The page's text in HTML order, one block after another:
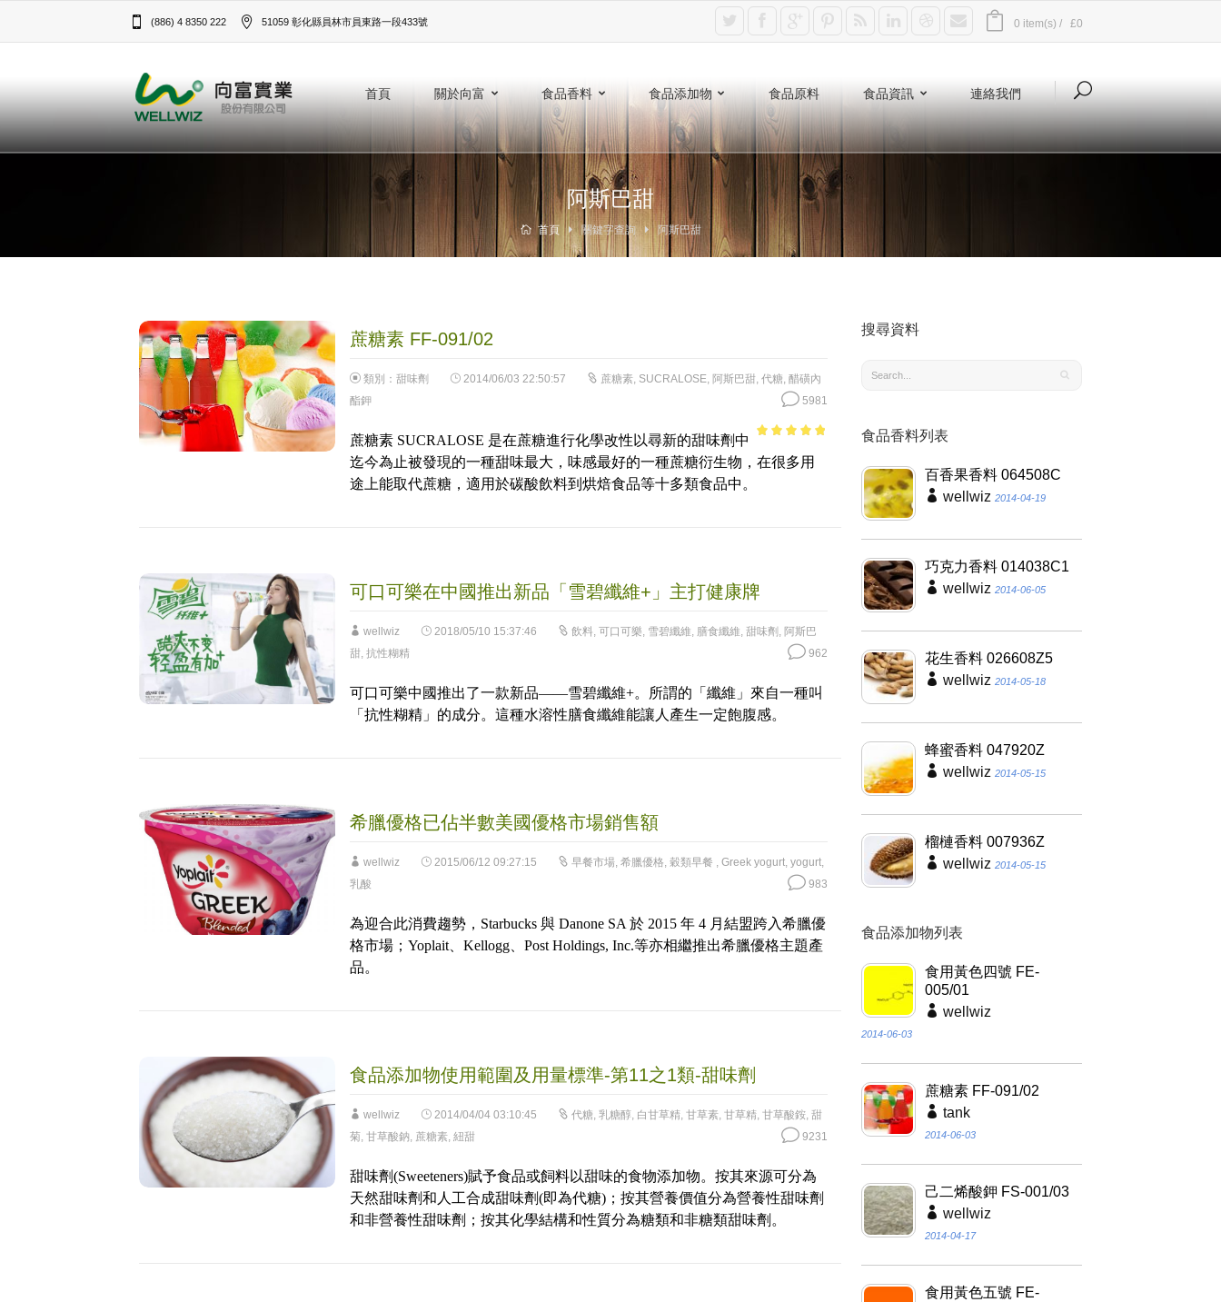
(886) 4 8350 222 51059 彰化縣員林市員東路一段433號‎ 0 item(s) / £0
首頁 關於向富 食品香料 食品添加物 食品原料 食品資訊 連絡我們
阿斯巴甜
首頁 關鍵字查詢 阿斯巴甜
蔗糖素 FF-091/02
類別： 甜味劑 2014/06/03 22:50:57 蔗糖素, SUCRALOSE, 阿斯巴甜, 代糖, 醋磺內
酯鉀
5981
5
蔗糖素 SUCRALOSE 是在蔗糖進行化學改性以尋新的甜味劑中
迄今為止被發現的一種甜味最大，味感最好的一種蔗糖衍生物，在很多用
途上能取代蔗糖，適用於碳酸飲料到烘焙食品等十多類食品中。
可口可樂在中國推出新品「雪碧纖維+」主打健康牌
wellwiz 2018/05/10 15:37:46 飲料, 可口可樂, 雪碧纖維, 膳食纖維, 甜味劑 , 阿斯巴
甜, 抗性糊精 962
可口可樂中國推出了一款新品——雪碧纖維+。所謂的「纖維」來自一種叫
「抗性糊精」的成分。這種水溶性膳食纖維能讓人產生一定飽腹感。
希臘優格已佔半數美國優格市場銷售額
wellwiz 2015/06/12 09:27:15 早餐市場, 希臘優格, 穀類早餐 , Greek yogurt, yogurt,
乳酸
983
為迎合此消費趨勢，Starbucks 與 Danone SA 於 2015 年 4 月結盟跨入希臘優
格市場；Yoplait、Kellogg、Post Holdings, Inc.等亦相繼推出希臘優格主題產
品。
食品添加物使用範圍及用量標準-第11之1類-甜味劑
wellwiz 2014/04/04 03:10:45 代糖, 乳糖醇, 白甘草精, 甘草素, 甘草精, 甘草酸銨, 甜
菊, 甘草酸鈉, 蔗糖素, 紐甜 9231
甜味劑(Sweeteners)賦予食品或飼料以甜味的食物添加物。按其來源可分為
天然甜味劑和人工合成甜味劑(即為代糖)；按其營養價值分為營養性甜味劑
和非營養性甜味劑；按其化學結構和性質分為糖類和非糖類甜味劑。
搜尋資料
食品香料列表
百香果香料 064508C
wellwiz 2014-04-19
巧克力香料 014038C1
wellwiz 2014-06-05
花生香料 026608Z5
wellwiz 2014-05-18
蜂蜜香料 047920Z
wellwiz 2014-05-15
榴槤香料 007936Z
wellwiz 2014-05-15
食品添加物列表
食用黃色四號 FE-
005/01
wellwiz
2014-06-03
蔗糖素 FF-091/02
tank
2014-06-03
己二烯酸鉀 FS-001/03
wellwiz
2014-04-17
食用黃色五號 FE-